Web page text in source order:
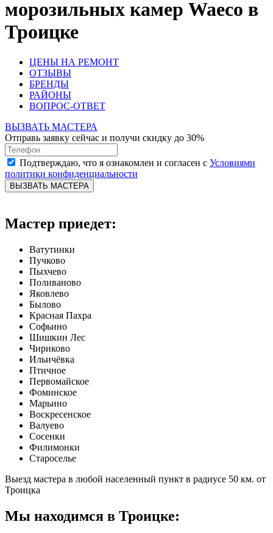
морозильных камер Waeco в
Троицке
ЦЕНЫ НА РЕМОНТ
ОТЗЫВЫ
БРЕНДЫ
РАЙОНЫ
ВОПРОС-ОТВЕТ
ВЫЗВАТЬ МАСТЕРА
Отправь заявку сейчас и получи скидку до 30%
Подтверждаю, что я ознакомлен и согласен с Условиями
политики конфиденциальности
ВЫЗВАТЬ МАСТЕРА
Мастер приедет:
Ватутинки
Пучково
Пыхчево
Поливаново
Яковлево
Былово
Красная Пахра
Софьино
Шишкин Лес
Чириково
Ильичёвка
Птичное
Первомайское
Фоминское
Марьино
Воскресенское
Валуево
Сосенки
Филимонки
Староселье
Выезд мастера в любой населенный пункт в радиусе 50 км. от
Троицка
Мы находимся в Троицке: